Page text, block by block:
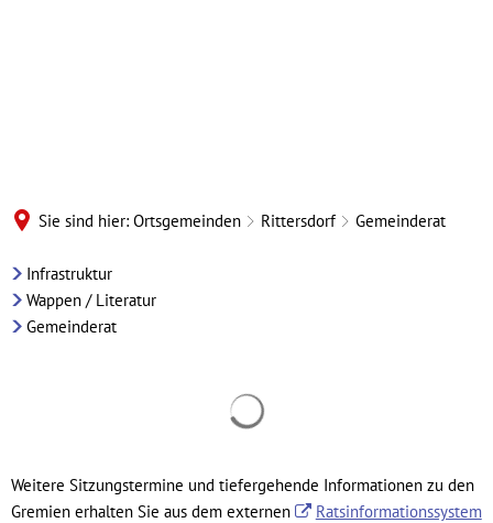
Sie sind hier: Ortsgemeinden Rittersdorf Gemeinderat
Rittersdorf
Infrastruktur
Wappen / Literatur
Gemeinderat
Weitere Sitzungstermine und tiefergehende Informationen zu den
Gremien erhalten Sie aus dem externen
Ratsinformationssystem